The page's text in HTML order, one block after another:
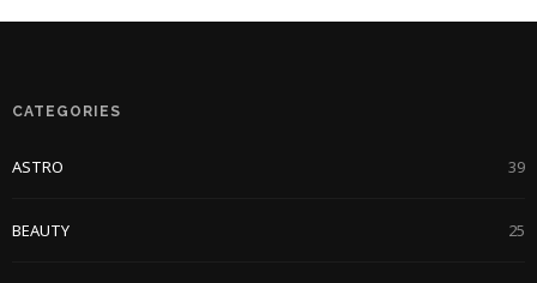
CATEGORIES
ASTRO 39
BEAUTY 25